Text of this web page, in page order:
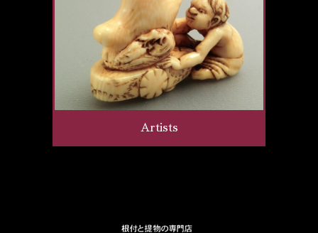
Artists